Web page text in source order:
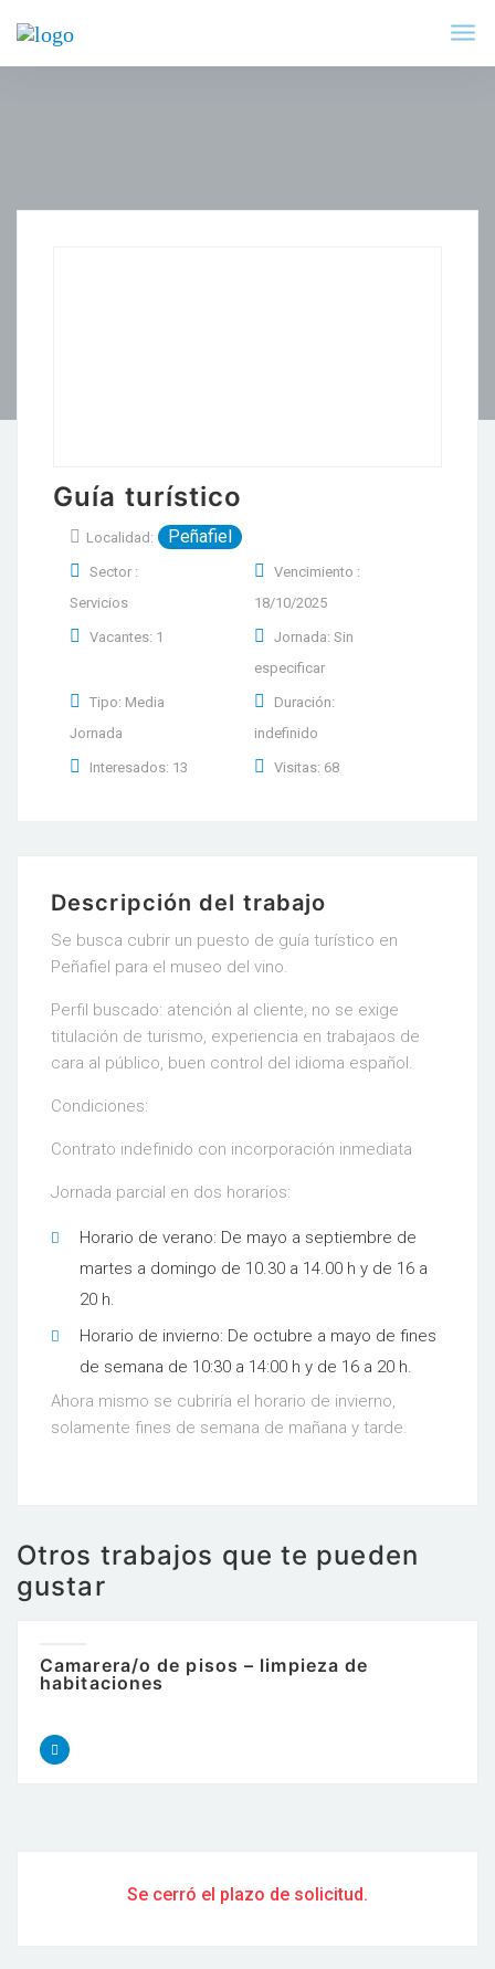
Guía turístico
Localidad: Peñafiel
Sector :
Servicios
Vencimiento :
18/10/2025
Vacantes: 1
Jornada: Sin
especificar
Tipo: Media
Jornada
Duración:
indefinido
Interesados: 13 Visitas: 68
Descripción del trabajo
Se busca cubrir un puesto de guía turístico en
Peñafiel para el museo del vino.
Perfil buscado: atención al cliente, no se exige
titulación de turismo, experiencia en trabajaos de
cara al público, buen control del idioma español.
Condiciones:
Contrato indefinido con incorporación inmediata
Jornada parcial en dos horarios:
Horario de verano: De mayo a septiembre de
martes a domingo de 10.30 a 14.00 h y de 16 a
20 h.
Horario de invierno: De octubre a mayo de fines
de semana de 10:30 a 14:00 h y de 16 a 20 h.
Ahora mismo se cubriría el horario de invierno,
solamente fines de semana de mañana y tarde.
Otros trabajos que te pueden
gustar
Camarera/o de pisos – limpieza de
habitaciones
Se cerró el plazo de solicitud.